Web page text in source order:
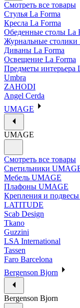
Смотреть все товары
Стулья La Forma
Кресла La Forma
Обеденные столы La
Журнальные столики
Диваны La Forma
Освещение La Forma
Предметы интерьера
Umbra
ZAHODI
Angel Cerda
UMAGE
UMAGE
Смотреть все товары
Светильники
Мебель UMAGE
Плафоны UMAGE
Крепления и
LATITUDE
Scab Design
Tkano
Guzzini
LSA International
Tassen
Faro Barcelona
Bergenson Bjorn
Bergenson Bjorn